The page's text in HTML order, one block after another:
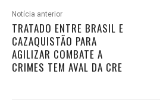
Notícia anterior
TRATADO ENTRE BRASIL E
CAZAQUISTÃO PARA
AGILIZAR COMBATE A
CRIMES TEM AVAL DA CRE